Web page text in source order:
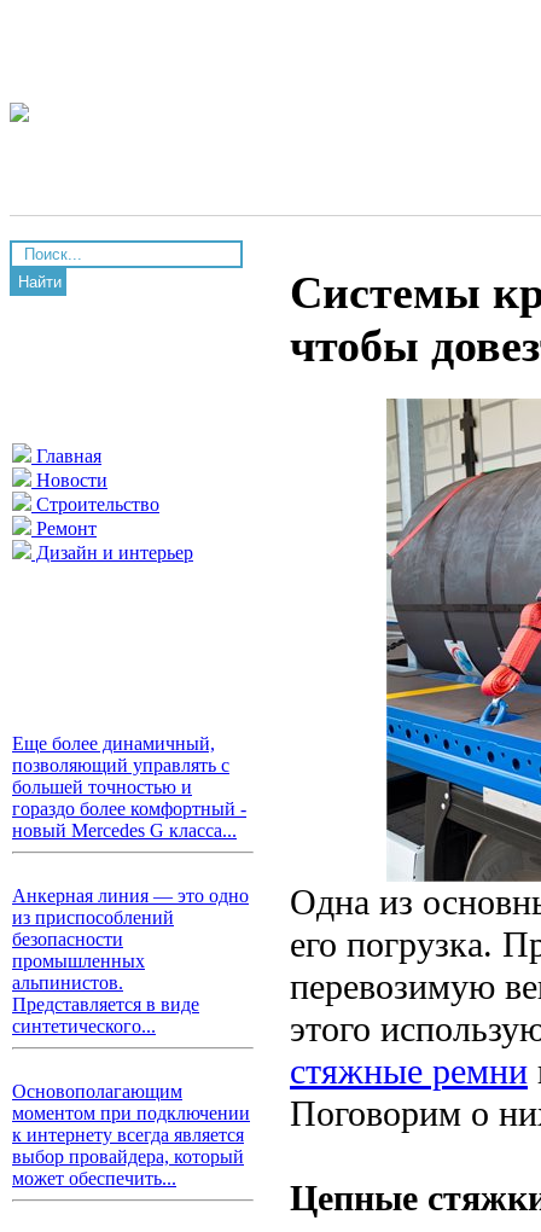
Найти
Главная
Новости
Строительство
Ремонт
Дизайн и интерьер
Еще более динамичный,
позволяющий управлять с
большей точностью и
гораздо более комфортный -
новый Mercedes G класса...
Анкерная линия — это одно
из приспособлений
безопасности
промышленных
альпинистов.
Представляется в виде
синтетического...
Основополагающим
моментом при подключении
к интернету всегда является
выбор провайдера, который
может обеспечить...
Системы
чтобы
Одна из
его погрузка.
перевозимую
этого
стяжные ремни
Поговорим о
Цепные